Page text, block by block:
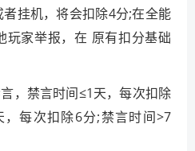
挂机，将会扣除4分;在全能
玩家举报，在 原有扣分基础
，禁言时间≤1天，每次扣除
每次扣除6分;禁言时间>7